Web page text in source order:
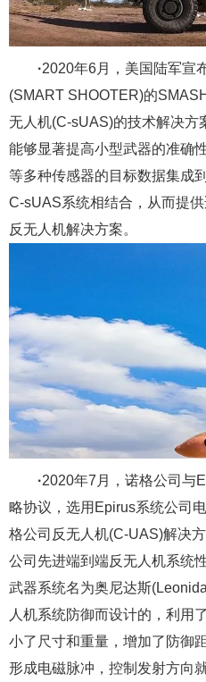
·2020年6月，美国陆军宣
(SMART SHOOTER)的
无人机(C-sUAS)的技术解决方
能够显著提高小型武器的准确
等多种传感器的目标数据集成
C-sUAS系统相结合，从而提
反无人机解决方案。
·2020年7月，诺格公司与
略协议，选用Epirus系统公司
格公司反无人机(C-UAS)解决
公司先进端到端反无人机系统
武器系统名为奥尼达斯
人机系统防御而设计的，利用
小了尺寸和重量，增加了防御
形成电磁脉冲，控制发射方向